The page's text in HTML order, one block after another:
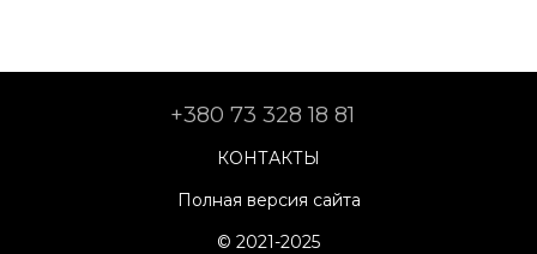
+380 73 328 18 81
КОНТАКТЫ
Полная версия сайта
© 2021-2025